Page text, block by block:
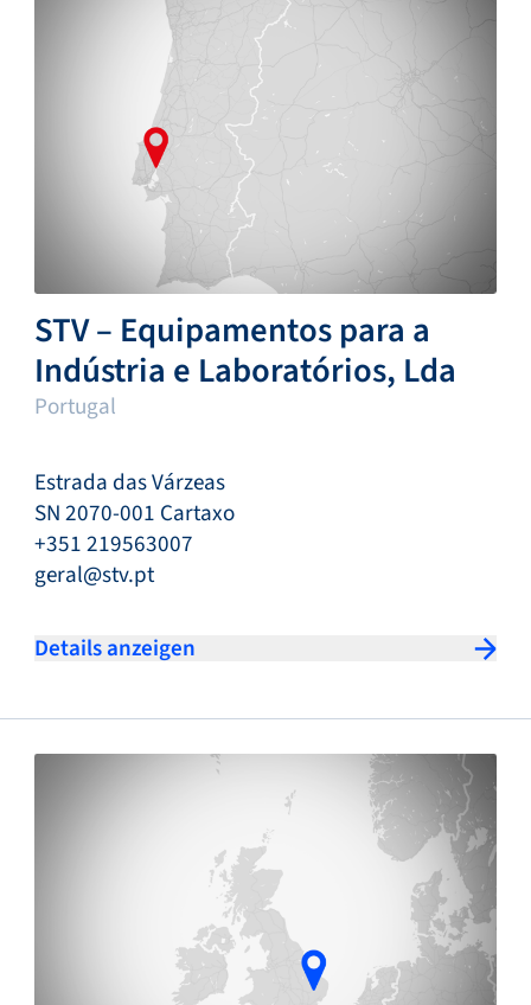
STV – Equipamentos para a
Indústria e Laboratórios, Lda
Portugal
Estrada das Várzeas
SN 2070-001 Cartaxo
+351 219563007
geral@stv.pt
Details anzeigen